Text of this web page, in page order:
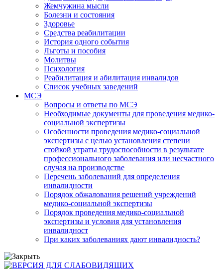
Жемчужина мысли
Болезни и состояния
Здоровье
Средства реабилитации
История одного события
Льготы и пособия
Молитвы
Психология
Реабилитация и абилитация инвалидов
Список учебных заведений
МСЭ
Вопросы и ответы по МСЭ
Необходимые документы для проведения медико-
социальной экспертизы
Особенности проведения медико-социальной
экспертизы с целью установления степени
стойкой утраты трудоспособности в результате
профессионального заболевания или несчастного
случая на производстве
Перечень заболеваний для определения
инвалидности
Порядок обжалования решений учреждений
медико-социальной экспертизы
Порядок проведения медико-социальной
экспертизы и условия для установления
инвалидност
При каких заболеваниях дают инвалидность?